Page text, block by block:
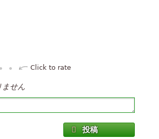
Click to rate
ません
投稿